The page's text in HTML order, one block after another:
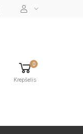
0
Krepšelis